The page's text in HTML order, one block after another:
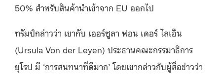
50% สำหรับสินค้านำเข้าจาก EU ออกไป
ทรัมป์กล่าวว่า เขากับ เออร์ซูลา ฟอน เดอร์ ไลเอิน
(Ursula Von der Leyen) ประธานคณะกรรมาธิการ
ยุโรป มี ‘การสนทนาที่ดีมาก’ โดยเขากล่าวกับผู้สื่อข่าวว่า